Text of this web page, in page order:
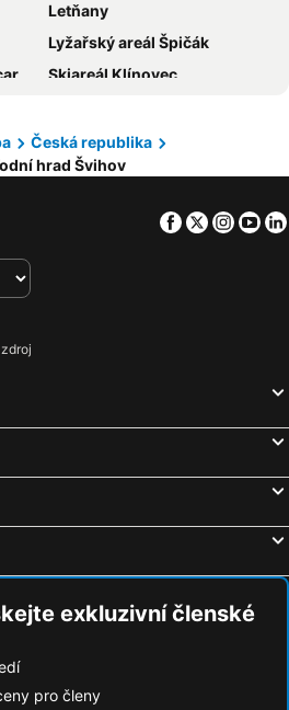
Letňany
Lyžařský areál Špičák
Skiareál Klínovec
Areál Plešivec
Žižkov
Zbraslav
Vodní nádrž Lipno
Tančící dům
Česká republika
hrad Švihov
Facebook
Twitter
exkluzivní členské
pro členy